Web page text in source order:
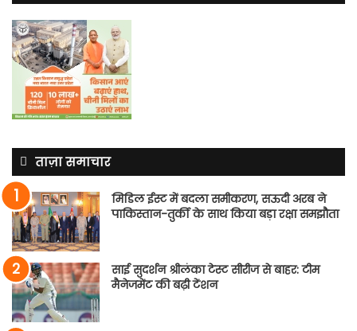
ताज़ा समाचार
मिडिल ईस्ट में बदला समीकरण, सऊदी अरब ने
पाकिस्तान-तुर्की के साथ किया बड़ा रक्षा समझौता
साई सुदर्शन श्रीलंका टेस्ट सीरीज से बाहर: टीम
मैनेजमेंट की बढ़ी टेंशन